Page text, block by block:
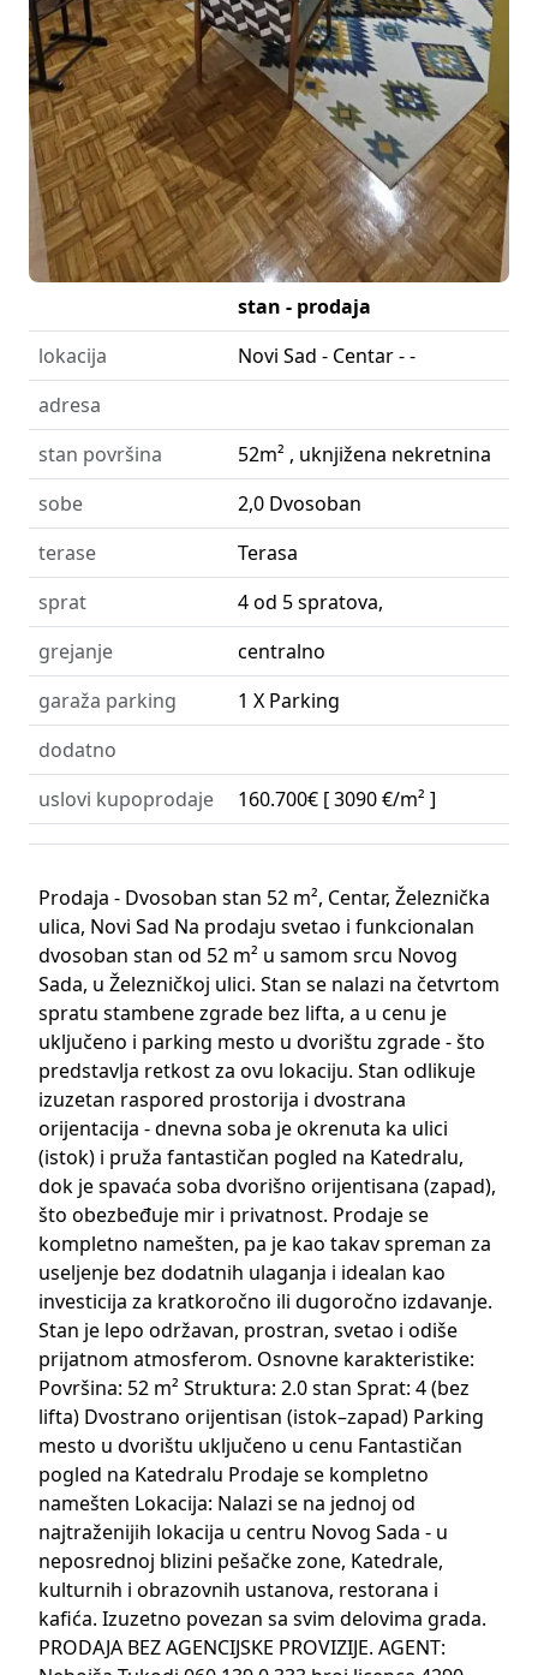
stan - prodaja
lokacija
Novi Sad - Centar - -
adresa
stan površina
52m² , uknjižena nekretnina
sobe
2,0 Dvosoban
terase
Terasa
sprat
4 od 5 spratova,
grejanje
centralno
garaža parking
1 X Parking
dodatno
uslovi kupoprodaje
160.700€ [ 3090 €/m² ]
Prodaja - Dvosoban stan 52 m², Centar, Železnička
ulica, Novi Sad Na prodaju svetao i funkcionalan
dvosoban stan od 52 m² u samom srcu Novog
Sada, u Železničkoj ulici. Stan se nalazi na četvrtom
spratu stambene zgrade bez lifta, a u cenu je
uključeno i parking mesto u dvorištu zgrade - što
predstavlja retkost za ovu lokaciju. Stan odlikuje
izuzetan raspored prostorija i dvostrana
orijentacija - dnevna soba je okrenuta ka ulici
(istok) i pruža fantastičan pogled na Katedralu,
dok je spavaća soba dvorišno orijentisana (zapad),
što obezbeđuje mir i privatnost. Prodaje se
kompletno namešten, pa je kao takav spreman za
useljenje bez dodatnih ulaganja i idealan kao
investicija za kratkoročno ili dugoročno izdavanje.
Stan je lepo održavan, prostran, svetao i odiše
prijatnom atmosferom. Osnovne karakteristike:
Površina: 52 m² Struktura: 2.0 stan Sprat: 4 (bez
lifta) Dvostrano orijentisan (istok–zapad) Parking
mesto u dvorištu uključeno u cenu Fantastičan
pogled na Katedralu Prodaje se kompletno
namešten Lokacija: Nalazi se na jednoj od
najtraženijih lokacija u centru Novog Sada - u
neposrednoj blizini pešačke zone, Katedrale,
kulturnih i obrazovnih ustanova, restorana i
kafića. Izuzetno povezan sa svim delovima grada.
PRODAJA BEZ AGENCIJSKE PROVIZIJE. AGENT: